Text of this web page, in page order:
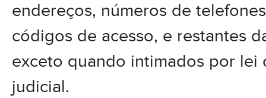
endereços, números de
códigos de acesso, e restantes
exceto quando intimados por lei
judicial.